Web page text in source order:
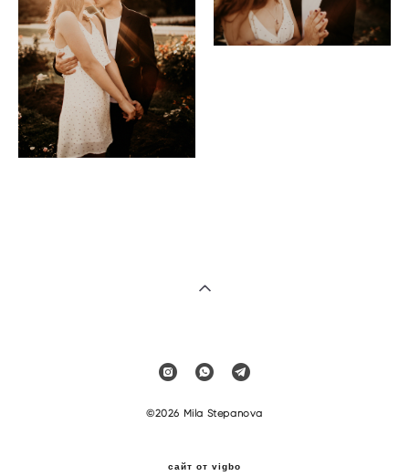
©2026 Mila Stepanova
сайт от vigbo